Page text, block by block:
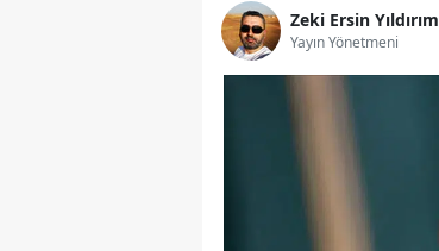
Zeki Ersin Yıldırım
Yayın Yönetmeni